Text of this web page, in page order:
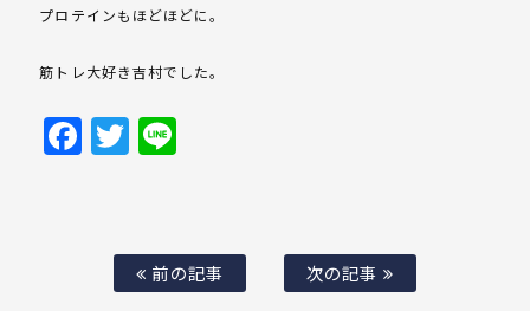
プロテインもほどほどに。
筋トレ大好き吉村でした。
Facebook
Twitter
前の記事 次の記事